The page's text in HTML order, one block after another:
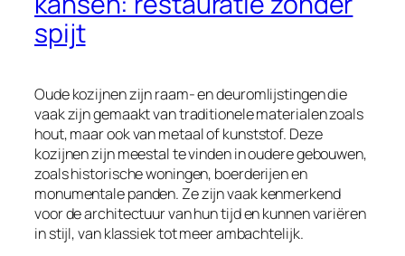
spijt
Oude kozijnen zijn raam- en deuromlijstingen die
vaak zijn gemaakt van traditionele materialen zoals
hout, maar ook van metaal of kunststof. Deze
kozijnen zijn meestal te vinden in oudere gebouwen,
zoals historische woningen, boerderijen en
monumentale panden. Ze zijn vaak kenmerkend
voor de architectuur van hun tijd en kunnen variëren
in stijl, van klassiek tot meer ambachtelijk.